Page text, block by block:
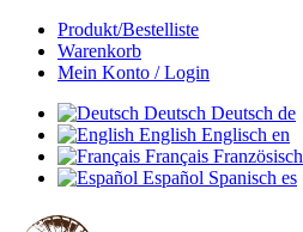
Produkt/Bestelliste
Warenkorb
Mein Konto / Login
Deutsch Deutsch de
English Englisch en
Français Französisch
Español Spanisch es